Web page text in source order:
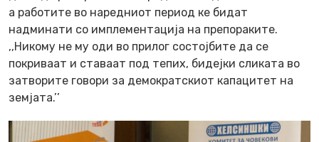
а работите во наредниот период ке бидат
надминати со имплементација на препораките.
,,Никому не му оди во прилог состојбите да се
покриваат и ставаат под тепих, бидејки сликата во
затворите говори за демократскиот капацитет на
земјата.’’